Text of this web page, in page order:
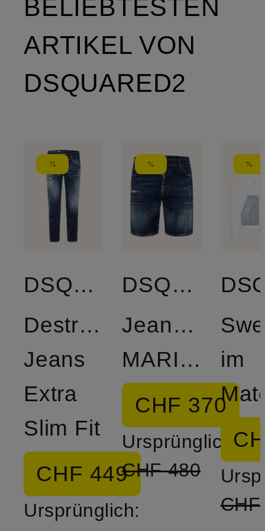
BELIEBTESTEN
ARTIKEL VON
DSQUARED2
DSQUARED2
Destroyed
Jeans
Extra
Slim Fit
CHF 449
Ursprünglich:
DSQUARED2
Jeansshorts
MARINE
CHF 370
Ursprünglich:
CHF 480
im